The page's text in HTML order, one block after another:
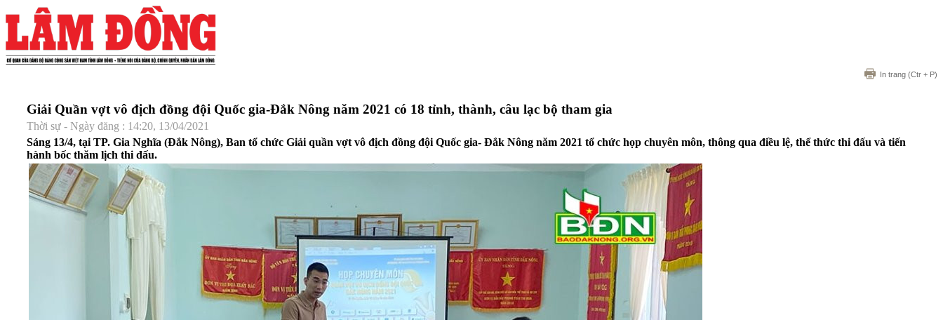
In trang (Ctr + P)
Giải Quần vợt vô địch đồng đội Quốc gia-Đắk Nông năm 2021 có 18 tỉnh, thành, câu lạc bộ tham gia
Thời sự - Ngày đăng : 14:20, 13/04/2021
Sáng 13/4, tại TP. Gia Nghĩa (Đắk Nông), Ban tổ chức Giải quần vợt vô địch đồng đội Quốc gia- Đắk Nông năm 2021 tổ chức họp chuyên môn, thông qua điều lệ, thể thức thi đấu và tiến
hành bốc thăm lịch thi đấu.